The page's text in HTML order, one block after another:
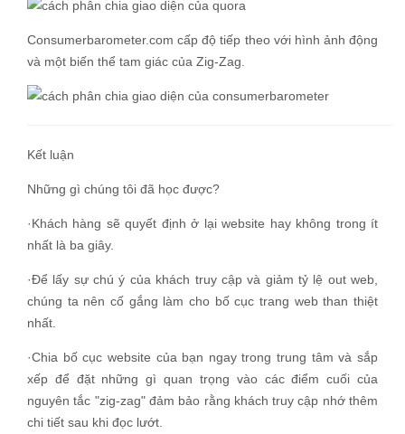
Consumerbarometer.com cấp độ tiếp theo với hình ảnh động
và một biến thể tam giác của Zig-Zag.
Kết luận
Những gì chúng tôi đã học được?
·Khách hàng sẽ quyết định ở lại website hay không trong ít
nhất là ba giây.
·Để lấy sự chú ý của khách truy cập và giảm tỷ lệ out web,
chúng ta nên cố gắng làm cho bố cục trang web than thiệt
nhất.
·Chia bố cục website của bạn ngay trong trung tâm và sắp
xếp để đặt những gì quan trọng vào các điểm cuối của
nguyên tắc "zig-zag" đảm bảo rằng khách truy cập nhớ thêm
chi tiết sau khi đọc lướt.